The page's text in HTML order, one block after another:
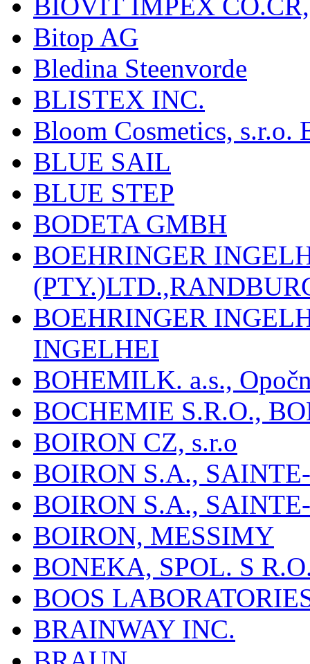
Bitop AG
Bledina Steenvorde
BLISTEX INC.
Bloom Cosmetics, s.r.o.
BLUE SAIL
BLUE STEP
BODETA GMBH
BOEHRINGER
BOEHRINGER
INGELHEI
BOHEMILK. a.s.,
BOCHEMIE S.R.O.,
BOIRON CZ, s.r.o
BOIRON S.A.,
BOIRON S.A.,
BOIRON, MESSIMY
BONEKA, SPOL. S
BOOS
BRAINWAY INC.